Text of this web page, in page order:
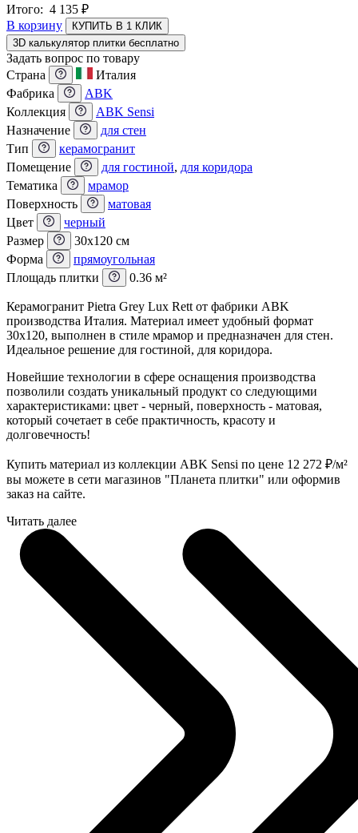
Итого: 4 135 ₽
В корзину
КУПИТЬ В 1 КЛИК
3D калькулятор плитки бесплатно
Задать вопрос по товару
Страна
Италия
Фабрика
ABK
Коллекция
ABK Sensi
Назначение
для стен
Тип
керамогранит
Помещение
для гостиной, для коридора
Тематика
мрамор
Поверхность
матовая
Цвет
черный
Размер
30x120 см
Форма
прямоугольная
Площадь плитки
0.36 м²
Керамогранит Pietra Grey Lux Rett от фабрики ABK
производства Италия. Материал имеет удобный формат
30x120, выполнен в стиле мрамор и предназначен для стен.
Идеальное решение для гостиной, для коридора.
Новейшие технологии в сфере оснащения производства
позволили создать уникальный продукт со следующими
характеристиками: цвет - черный, поверхность - матовая,
который сочетает в себе практичность, красоту и
долговечность!
Купить материал из коллекции ABK Sensi по цене 12 272 ₽/м²
вы можете в сети магазинов "Планета плитки" или оформив
заказ на сайте.
Читать далее